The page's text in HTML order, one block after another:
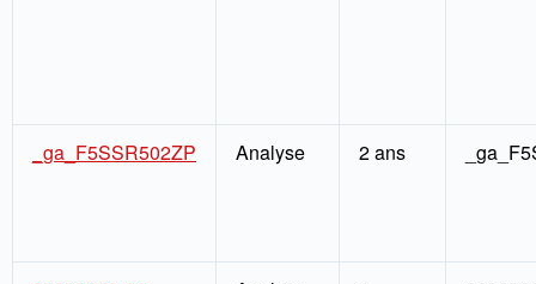
_ga_F5SSR502ZP Analyse 2 ans